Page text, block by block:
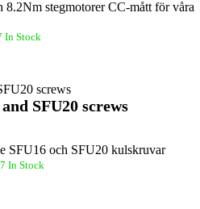
8.2Nm stegmotorer CC-mått för våra
In Stock
SFU20 screws
SFU16 och SFU20 kulskruvar
In Stock